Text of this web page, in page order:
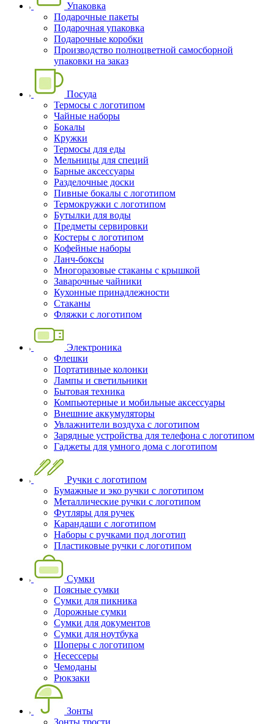
Упаковка
Подарочные пакеты
Подарочная упаковка
Подарочные коробки
Производство полноцветной самосборной
упаковки на заказ
Посуда
Термосы с логотипом
Чайные наборы
Бокалы
Кружки
Термосы для еды
Мельницы для специй
Барные аксессуары
Разделочные доски
Пивные бокалы с логотипом
Термокружки с логотипом
Бутылки для воды
Предметы сервировки
Костеры с логотипом
Кофейные наборы
Ланч-боксы
Многоразовые стаканы с крышкой
Заварочные чайники
Кухонные принадлежности
Стаканы
Фляжки с логотипом
Электроника
Флешки
Портативные колонки
Лампы и светильники
Бытовая техника
Компьютерные и мобильные аксессуары
Внешние аккумуляторы
Увлажнители воздуха с логотипом
Зарядные устройства для телефона с логотипом
Гаджеты для умного дома с логотипом
Ручки с логотипом
Бумажные и эко ручки с логотипом
Металлические ручки с логотипом
Футляры для ручек
Карандаши с логотипом
Наборы с ручками под логотип
Пластиковые ручки с логотипом
Сумки
Поясные сумки
Сумки для пикника
Дорожные сумки
Сумки для документов
Сумки для ноутбука
Шоперы с логотипом
Несессеры
Чемоданы
Рюкзаки
Зонты
Зонты трости